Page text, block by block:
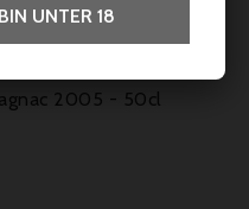
2005 - 50cl
UNTER 18